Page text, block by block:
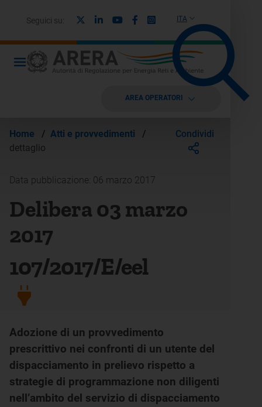
ITA
Seguici su: LinkedinYoutubeFacebook
Instagram
AREA OPERATORI
Home / Atti e provvedimenti
/
dettaglio
Condividi
Data pubblicazione: 06 marzo 2017
Delibera 03 marzo
2017
107/2017/E/eel
Adozione di un provvedimento
prescrittivo nei confronti di un utente del
dispacciamento in prelievo rispetto a
strategie di programmazione non diligenti
nell’ambito del servizio di dispacciamento